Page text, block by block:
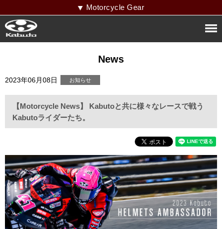
Motorcycle Gear
News
2023年06月08日
【Motorcycle News】 Kabutoと共に様々なレースで戦う
Kabutoライダーたち。